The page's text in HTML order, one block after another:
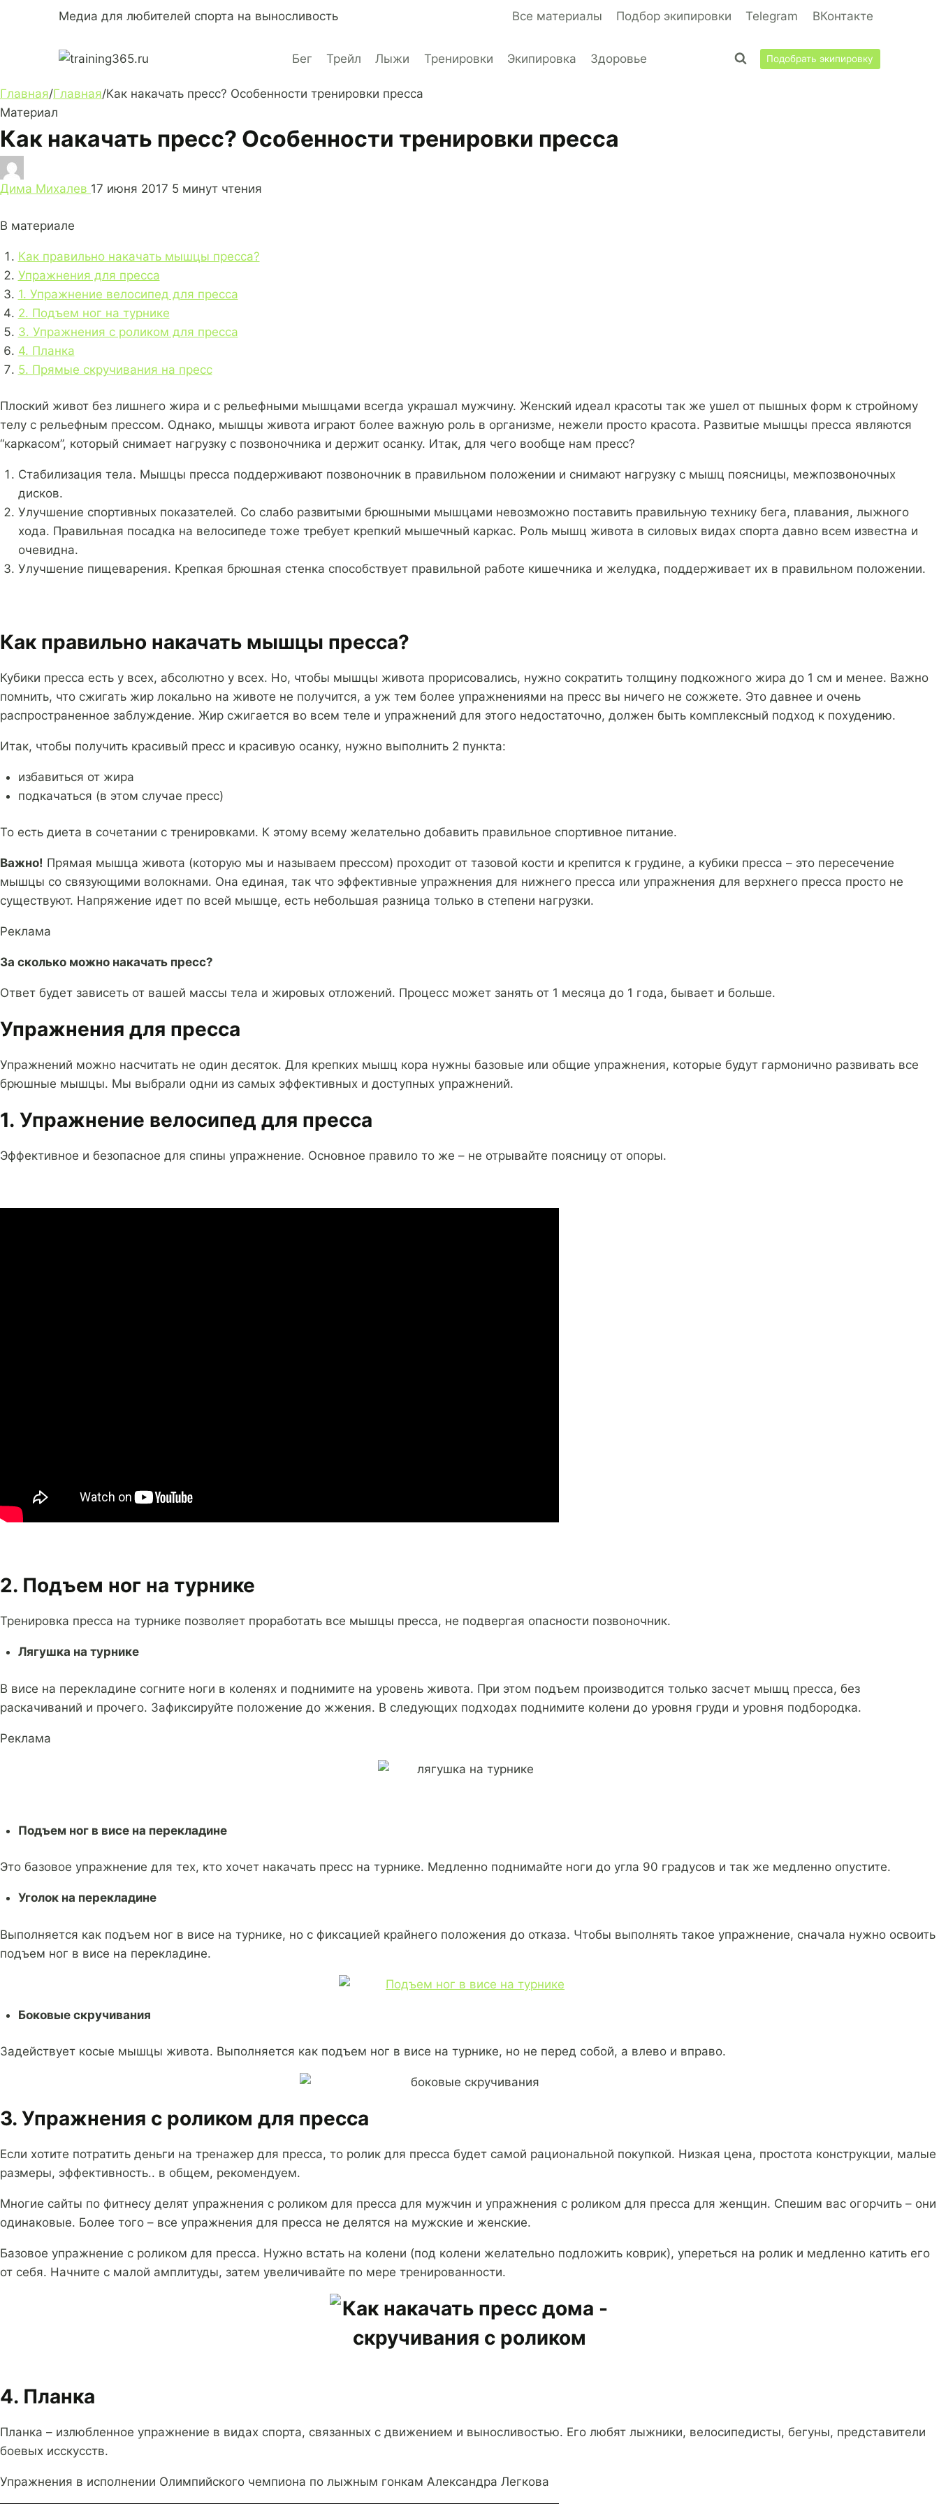
содержимому
Медиа для любителей спорта на выносливость Все материалы Подбор экипировки Telegram ВКонтакте
Бег Трейл Лыжи Тренировки Экипировка Здоровье Подобрать экипировку
Главная/Главная/Как накачать пресс? Особенности тренировки пресса
Материал
Как накачать пресс? Особенности тренировки пресса
Дима Михалев 17 июня 2017 5 минут чтения
В материале
Как правильно накачать мышцы пресса?
Упражнения для пресса
1. Упражнение велосипед для пресса
2. Подъем ног на турнике
3. Упражнения с роликом для пресса
4. Планка
5. Прямые скручивания на пресс
Плоский живот без лишнего жира и с рельефными мышцами всегда украшал мужчину. Женский идеал красоты так же ушел от пышных форм к стройному
телу с рельефным прессом. Однако, мышцы живота играют более важную роль в организме, нежели просто красота. Развитые мышцы пресса являются
“каркасом”, который снимает нагрузку с позвоночника и держит осанку. Итак, для чего вообще нам пресс?
Стабилизация тела. Мышцы пресса поддерживают позвоночник в правильном положении и снимают нагрузку с мышц поясницы, межпозвоночных
дисков.
Улучшение спортивных показателей. Со слабо развитыми брюшными мышцами невозможно поставить правильную технику бега, плавания, лыжного
хода. Правильная посадка на велосипеде тоже требует крепкий мышечный каркас. Роль мышц живота в силовых видах спорта давно всем известна и
очевидна.
Улучшение пищеварения. Крепкая брюшная стенка способствует правильной работе кишечника и желудка, поддерживает их в правильном положении.
Как правильно накачать мышцы пресса?
Кубики пресса есть у всех, абсолютно у всех. Но, чтобы мышцы живота прорисовались, нужно сократить толщину подкожного жира до 1 см и менее. Важно
помнить, что сжигать жир локально на животе не получится, а уж тем более упражнениями на пресс вы ничего не сожжете. Это давнее и очень
распространенное заблуждение. Жир сжигается во всем теле и упражнений для этого недостаточно, должен быть комплексный подход к похудению.
Итак, чтобы получить красивый пресс и красивую осанку, нужно выполнить 2 пункта:
избавиться от жира
подкачаться (в этом случае пресс)
То есть диета в сочетании с тренировками. К этому всему желательно добавить правильное спортивное питание.
Важно! Прямая мышца живота (которую мы и называем прессом) проходит от тазовой кости и крепится к грудине, а кубики пресса – это пересечение
мышцы со связующими волокнами. Она единая, так что эффективные упражнения для нижнего пресса или упражнения для верхнего пресса просто не
существуют. Напряжение идет по всей мышце, есть небольшая разница только в степени нагрузки.
Реклама
За сколько можно накачать пресс?
Ответ будет зависеть от вашей массы тела и жировых отложений. Процесс может занять от 1 месяца до 1 года, бывает и больше.
Упражнения для пресса
Упражнений можно насчитать не один десяток. Для крепких мышц кора нужны базовые или общие упражнения, которые будут гармонично развивать все
брюшные мышцы. Мы выбрали одни из самых эффективных и доступных упражнений.
1. Упражнение велосипед для пресса
Эффективное и безопасное для спины упражнение. Основное правило то же – не отрывайте поясницу от опоры.
2. Подъем ног на турнике
Тренировка пресса на турнике позволяет проработать все мышцы пресса, не подвергая опасности позвоночник.
Лягушка на турнике
В висе на перекладине согните ноги в коленях и поднимите на уровень живота. При этом подъем производится только засчет мышц пресса, без
раскачиваний и прочего. Зафиксируйте положение до жжения. В следующих подходах поднимите колени до уровня груди и уровня подбородка.
Реклама
Подъем ног в висе на перекладине
Это базовое упражнение для тех, кто хочет накачать пресс на турнике. Медленно поднимайте ноги до угла 90 градусов и так же медленно опустите.
Уголок на перекладине
Выполняется как подъем ног в висе на турнике, но с фиксацией крайнего положения до отказа. Чтобы выполнять такое упражнение, сначала нужно освоить
подъем ног в висе на перекладине.
Боковые скручивания
Задействует косые мышцы живота. Выполняется как подъем ног в висе на турнике, но не перед собой, а влево и вправо.
3. Упражнения с роликом для пресса
Если хотите потратить деньги на тренажер для пресса, то ролик для пресса будет самой рациональной покупкой. Низкая цена, простота конструкции, малые
размеры, эффективность.. в общем, рекомендуем.
Многие сайты по фитнесу делят упражнения с роликом для пресса для мужчин и упражнения с роликом для пресса для женщин. Спешим вас огорчить – они
одинаковые. Более того – все упражнения для пресса не делятся на мужские и женские.
Базовое упражнение с роликом для пресса. Нужно встать на колени (под колени желательно подложить коврик), упереться на ролик и медленно катить его
от себя. Начните с малой амплитуды, затем увеличивайте по мере тренированности.
4. Планка
Планка – излюбленное упражнение в видах спорта, связанных с движением и выносливостью. Его любят лыжники, велосипедисты, бегуны, представители
боевых исскусств.
Упражнения в исполнении Олимпийского чемпиона по лыжным гонкам Александра Легкова